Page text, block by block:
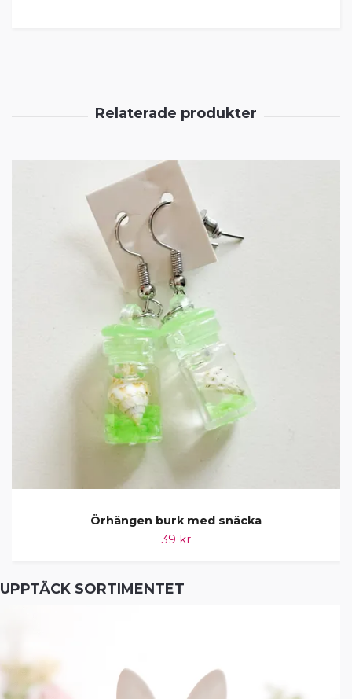
UPPTÄCK SORTIMENTET
Örhängen burk med snäcka
39 kr